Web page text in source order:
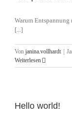
Warum
[...]
Von janina.vollhardt
Weiterlesen
Hello world!